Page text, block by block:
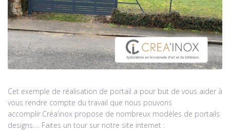
Cet exemple de réalisation de portail a pour but de vous aider à
vous rendre compte du travail que nous pouvons
accomplir.Créa’inox propose de nombreux modèles de portails
designs…. Faites un tour sur notre site internet :